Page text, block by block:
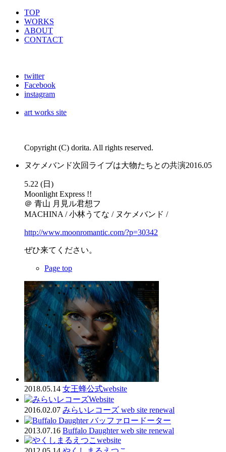
TOP
WORKS
ABOUT
CONTACT
twitter
Facebook
instagram
art works site
Copyright (C) dorita. All rights reserved.
ヌケメバンド次回ライブは大物たちとの共演2016.05
5.22 (日)
Moonlight Express !!
＠ 青山 月見ル君想フ
MACHINA / 小林うてな / ヌケメバンド /
http://www.moonromantic.com/?p=30342
ぜひ来てください。
Page top
2018.05.14 女王蜂公式website
2016.02.07 みらいレコーズ web site renewal
2013.07.16 Buffalo Daughter web site renewal